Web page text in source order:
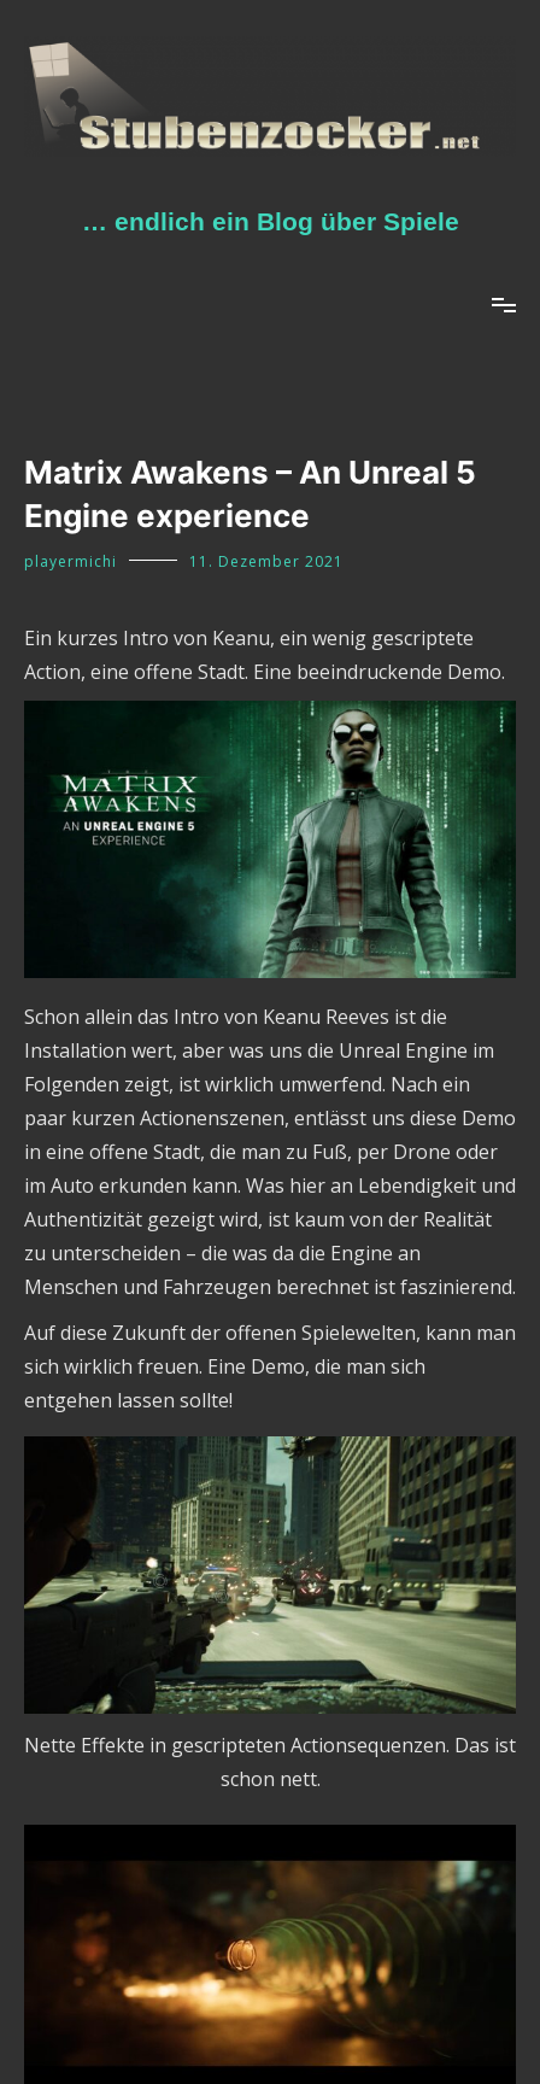
Inhalt
springen
… endlich ein Blog über Spiele
Matrix Awakens – An Unreal 5
Engine experience
playermichi 11. Dezember 2021
Ein kurzes Intro von Keanu, ein wenig gescriptete
Action, eine offene Stadt. Eine beeindruckende Demo.
Schon allein das Intro von Keanu Reeves ist die
Installation wert, aber was uns die Unreal Engine im
Folgenden zeigt, ist wirklich umwerfend. Nach ein
paar kurzen Actionenszenen, entlässt uns diese Demo
in eine offene Stadt, die man zu Fuß, per Drone oder
im Auto erkunden kann. Was hier an Lebendigkeit und
Authentizität gezeigt wird, ist kaum von der Realität
zu unterscheiden – die was da die Engine an
Menschen und Fahrzeugen berechnet ist faszinierend.
Auf diese Zukunft der offenen Spielewelten, kann man
sich wirklich freuen. Eine Demo, die man sich
entgehen lassen sollte!
Nette Effekte in gescripteten Actionsequenzen. Das ist
schon nett.